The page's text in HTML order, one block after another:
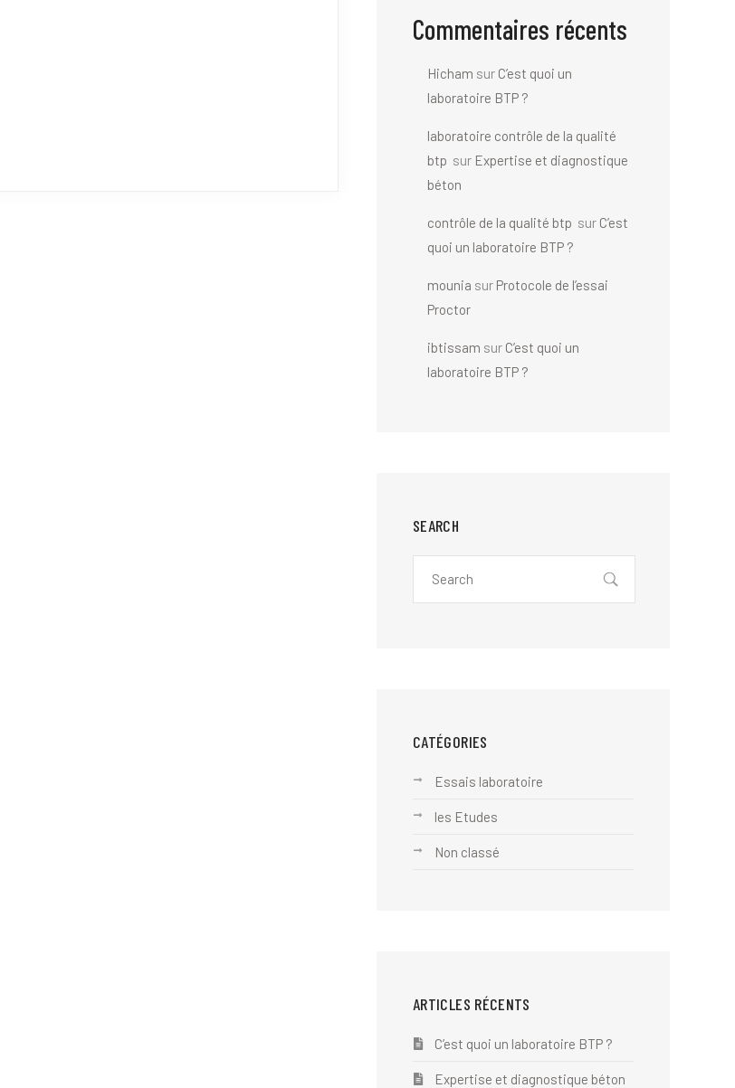
Commentaires récents
Hicham sur C’est quoi un
laboratoire BTP ?
laboratoire contrôle de la qualité
btp sur Expertise et diagnostique
béton
contrôle de la qualité btp sur C’est
quoi un laboratoire BTP ?
mounia sur Protocole de l’essai
Proctor
ibtissam sur C’est quoi un
laboratoire BTP ?
SEARCH
CATÉGORIES
Essais laboratoire
les Etudes
Non classé
ARTICLES RÉCENTS
C’est quoi un laboratoire BTP ?
Expertise et diagnostique béton